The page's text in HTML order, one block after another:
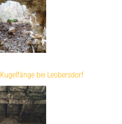
Kugelfänge bei Leobersdorf